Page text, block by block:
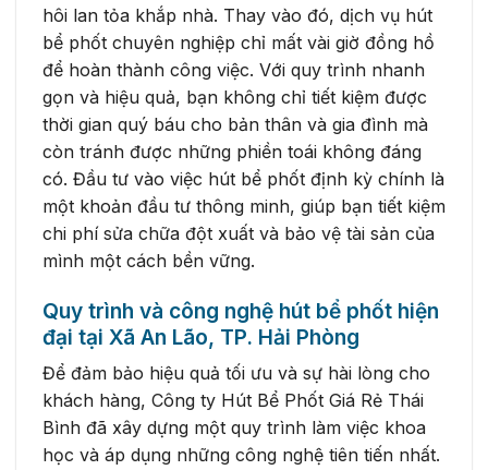
hôi lan tỏa khắp nhà. Thay vào đó, dịch vụ hút
bể phốt chuyên nghiệp chỉ mất vài giờ đồng hồ
để hoàn thành công việc. Với quy trình nhanh
gọn và hiệu quả, bạn không chỉ tiết kiệm được
thời gian quý báu cho bản thân và gia đình mà
còn tránh được những phiền toái không đáng
có. Đầu tư vào việc hút bể phốt định kỳ chính là
một khoản đầu tư thông minh, giúp bạn tiết kiệm
chi phí sửa chữa đột xuất và bảo vệ tài sản của
mình một cách bền vững.
Quy trình và công nghệ hút bể phốt hiện
đại tại Xã An Lão, TP. Hải Phòng
Để đảm bảo hiệu quả tối ưu và sự hài lòng cho
khách hàng, Công ty Hút Bể Phốt Giá Rẻ Thái
Bình đã xây dựng một quy trình làm việc khoa
học và áp dụng những công nghệ tiên tiến nhất.